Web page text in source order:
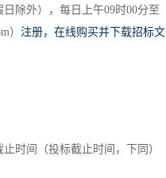
日除外） ，每日上午09时00分至
） 注册，在线购买并下载招标文
时间（投标截止时间，下同）